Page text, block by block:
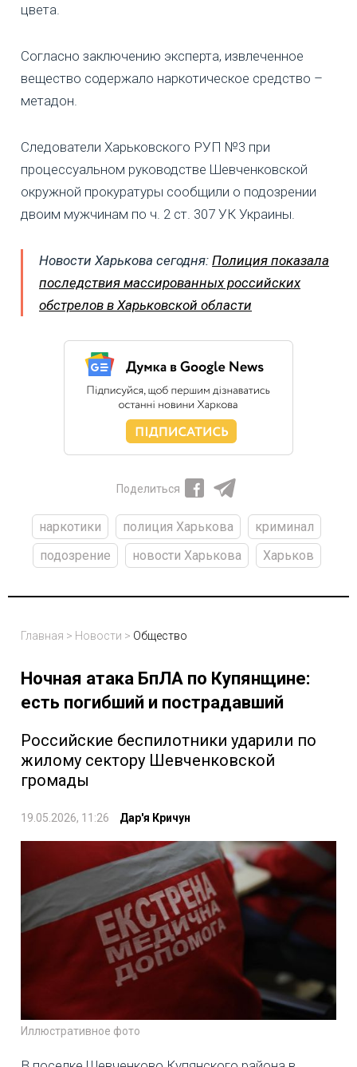
цвета.
Согласно заключению эксперта, извлеченное
вещество содержало наркотическое средство –
метадон.
Следователи Харьковского РУП №3 при
процессуальном руководстве Шевченковской
окружной прокуратуры сообщили о подозрении
двоим мужчинам по ч. 2 ст. 307 УК Украины.
Новости Харькова сегодня: Полиция показала
последствия массированных российских
обстрелов в Харьковской области
Поделиться
наркотики полиция Харькова
криминал
подозрение
новости Харькова Харьков
Главная > Новости > Общество
Ночная атака БпЛА по Купянщине:
есть погибший и пострадавший
Российские беспилотники ударили по
жилому сектору Шевченковской
громады
19.05.2026, 11:26 Дар'я Кричун
Иллюстративное фото